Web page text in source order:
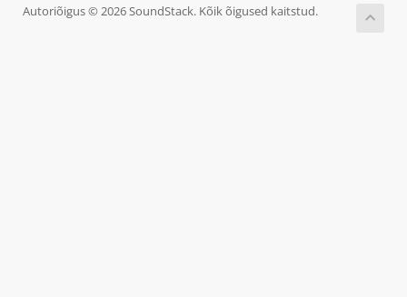
Autoriõigus © 2026 SoundStack. Kõik õigused kaitstud.